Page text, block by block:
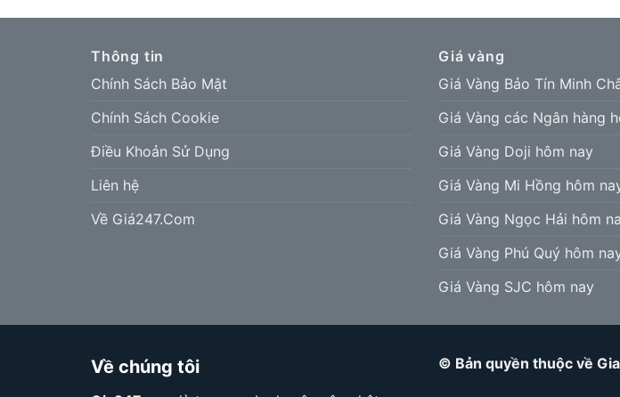
Thông tin
Chính Sách Bảo Mật
Chính Sách Cookie
Điều Khoản Sử Dụng
Liên hệ
Về Giá247.Com
Giá vàng
Giá Vàng Bảo Tín Minh
Giá Vàng các Ngân hàng
Giá Vàng Doji hôm nay
Giá Vàng Mi Hồng hôm
Giá Vàng Ngọc Hải hôm
Giá Vàng Phú Quý hôm
Giá Vàng SJC hôm nay
Về chúng tôi © Bản quyền thuộc về